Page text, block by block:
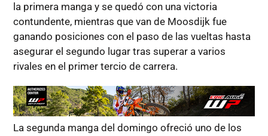
la primera manga y se quedó con una victoria
contundente, mientras que van de Moosdijk fue
ganando posiciones con el paso de las vueltas hasta
asegurar el segundo lugar tras superar a varios
rivales en el primer tercio de carrera.
La segunda manga del domingo ofreció uno de los